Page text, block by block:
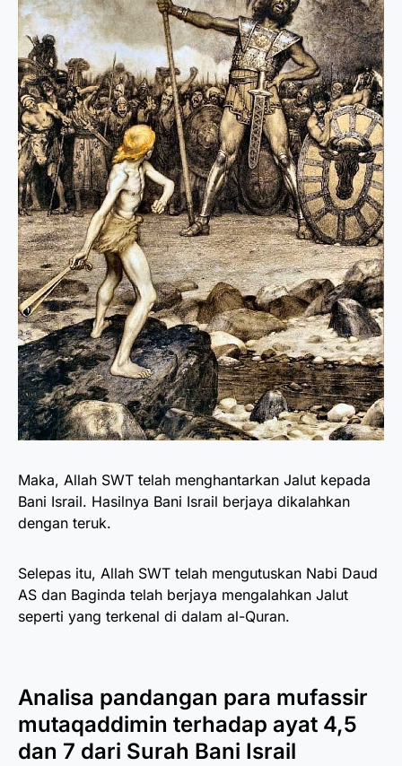
Maka, Allah SWT telah menghantarkan Jalut kepada
Bani Israil. Hasilnya Bani Israil berjaya dikalahkan
dengan teruk.
Selepas itu, Allah SWT telah mengutuskan Nabi Daud
AS dan Baginda telah berjaya mengalahkan Jalut
seperti yang terkenal di dalam al-Quran.
Analisa pandangan para mufassir
mutaqaddimin terhadap ayat 4,5
dan 7 dari Surah Bani Israil